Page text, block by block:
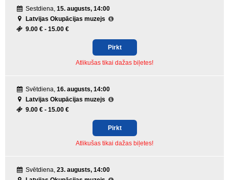
Sestdiena, 15. augusts, 14:00
Latvijas Okupācijas muzejs
9.00 € - 15.00 €
Pirkt
Atlikušas tikai dažas biļetes!
Svētdiena, 16. augusts, 14:00
Latvijas Okupācijas muzejs
9.00 € - 15.00 €
Pirkt
Atlikušas tikai dažas biļetes!
Svētdiena, 23. augusts, 14:00